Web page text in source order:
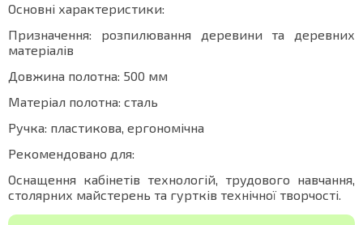
Основні характеристики:
Призначення: розпилювання деревини та деревних
матеріалів
Довжина полотна: 500 мм
Матеріал полотна: сталь
Ручка: пластикова, ергономічна
Рекомендовано для:
Оснащення кабінетів технологій, трудового навчання,
столярних майстерень та гуртків технічної творчості.